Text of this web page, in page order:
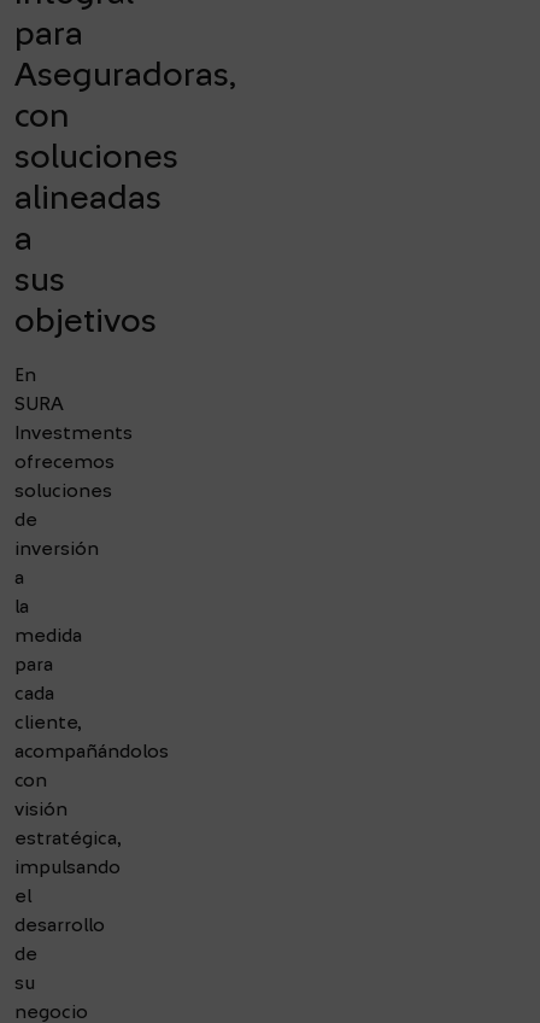
para
Aseguradoras,
con
soluciones
alineadas
a
sus
objetivos
En
SURA
Investments
ofrecemos
soluciones
de
inversión
a
la
medida
para
cada
cliente,
acompañándolos
con
visión
estratégica,
impulsando
el
desarrollo
de
su
negocio